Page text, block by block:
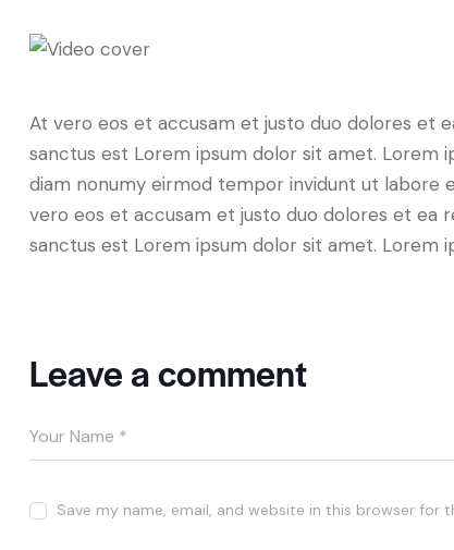
At vero eos et accusam et justo duo dolores et
sanctus est Lorem ipsum dolor sit amet. Lorem
diam nonumy eirmod tempor invidunt ut labore
vero eos et accusam et justo duo dolores et ea
sanctus est Lorem ipsum dolor sit amet. Lorem
Leave a comment
Save my name, email, and website in this browser for